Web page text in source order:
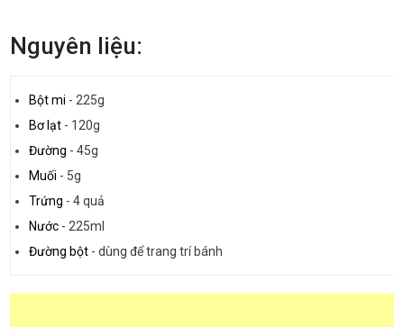
Nguyên liệu:
Bột mi -225g
Bơ lạt - 120g
Đường -45g
Muối - 5g
Trứng -4 quả
Nước -225ml
Đường bột -dùng để trang trí bánh